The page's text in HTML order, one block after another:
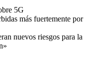
5G
más fuertemente por
nuevos riesgos para la